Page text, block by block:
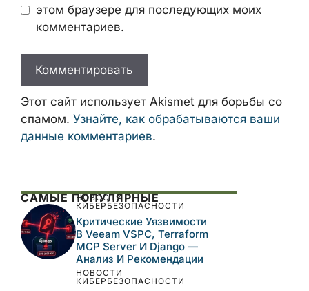
этом браузере для последующих моих
комментариев.
Этот сайт использует Akismet для борьбы со
спамом. Узнайте, как обрабатываются ваши
данные комментариев.
САМЫЕ ПОПУЛЯРНЫЕ
НОВОСТИ
КИБЕРБЕЗОПАСНОСТИ
Критические Уязвимости
В Veeam VSPC, Terraform
MCP Server И Django —
Анализ И Рекомендации
НОВОСТИ
КИБЕРБЕЗОПАСНОСТИ